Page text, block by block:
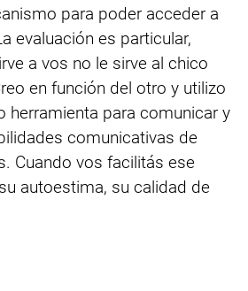
para poder acceder a
evaluación es particular,
a vos no le sirve al chico
en función del otro y utilizo
herramienta para comunicar y
comunicativas de
Cuando vos facilitás ese
autoestima, su calidad de